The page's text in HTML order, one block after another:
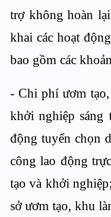
trợ không hoàn
khai các hoạt
bao gồm các
-Chi phí ươm
khởi nghiệp sáng
động tuyển chọn
công lao động
tạo và khởi
sở ươm tạo, khu